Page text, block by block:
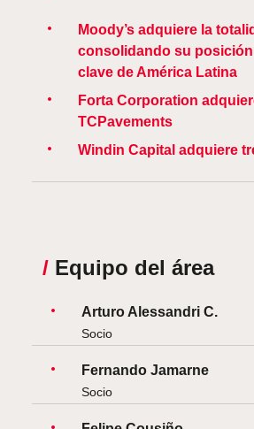
Moody’s adquiere la
consolidando su
clave de América Latina
Forta Corporation
TCPavements
Windin Capital adquiere
/ Equipo del área
Arturo Alessandri C.
Socio
Fernando Jamarne
Socio